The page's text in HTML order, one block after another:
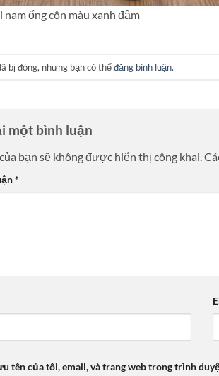
nam ống côn màu xanh đậm
bị đóng, nhưng bạn có thểđăng bình luận.
một bình luận
bạn sẽ không được hiển thị công khai.
*
tên của tôi, email, và trang web trong trình